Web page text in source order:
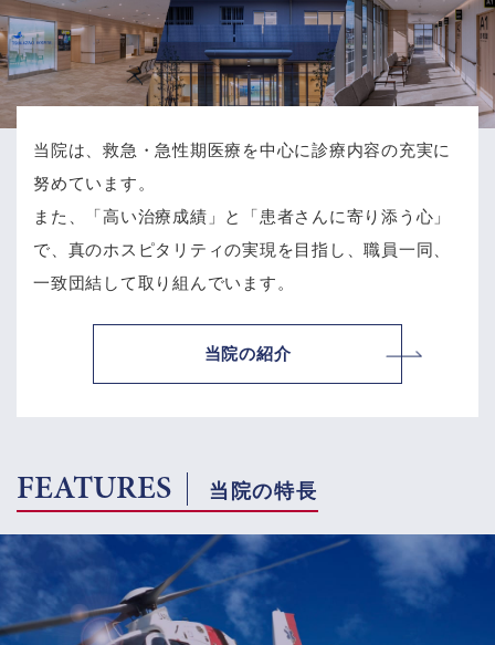
当院は、救急・急性期医療を中心に診療内容の充実に
努めています。
また、「高い治療成績」と「患者さんに寄り添う心」
で、 真のホスピタリティの実現を目指し、職員一同、
一致団結して取り組んでいます。
当院の紹介
FEATURES 当院の特長